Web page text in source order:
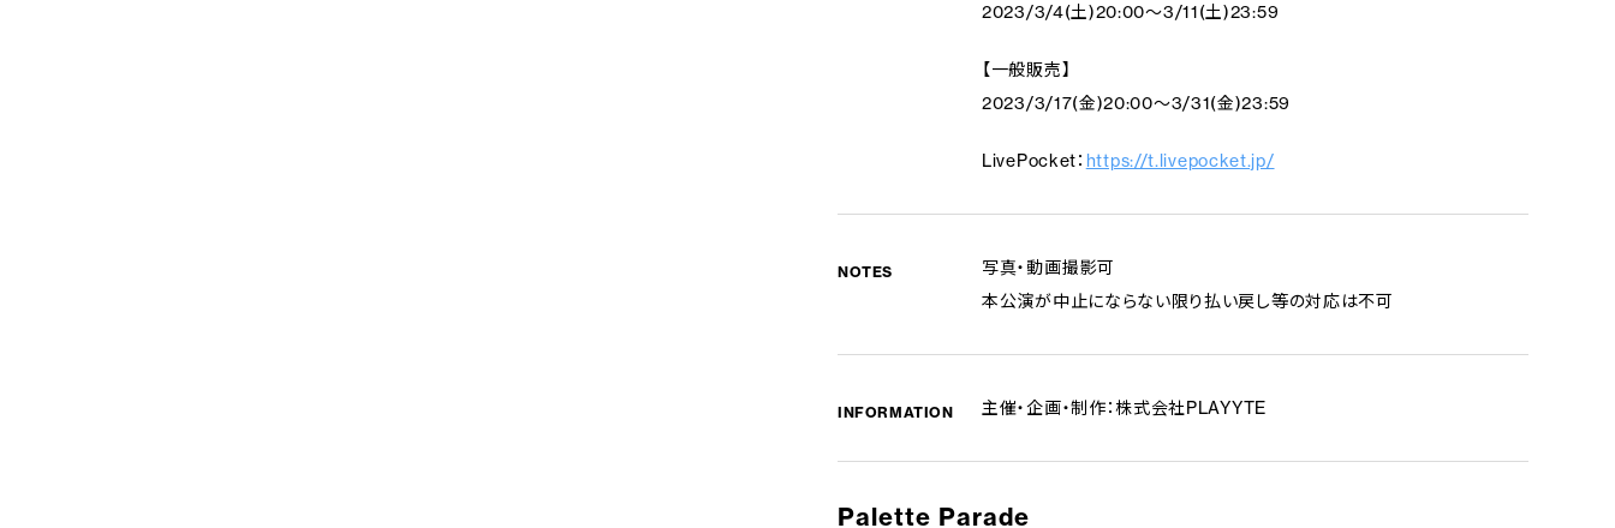
2023/3/4(土)20:00～3/11(土)23:59
【一般販売】
2023/3/17(金)20:00～3/31(金)23:59
LivePocket： https://t.livepocket.jp/
NOTES
写真・動画撮影可
本公演が中止にならない限り払い戻し等の対応は不可
INFORMATION 主催・企画・制作：株式会社PLAYYTE
Palette Parade